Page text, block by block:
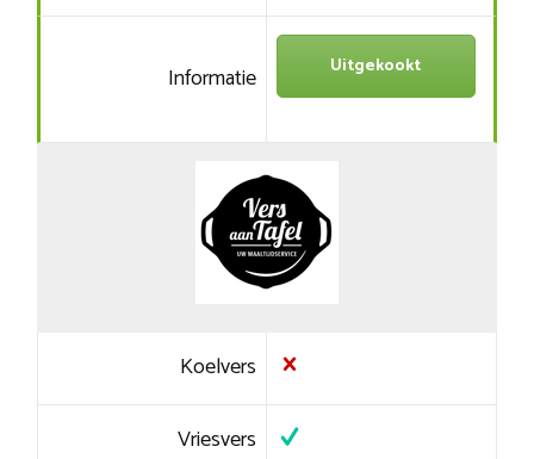
Informatie Uitgekookt
Koelvers
Vriesvers